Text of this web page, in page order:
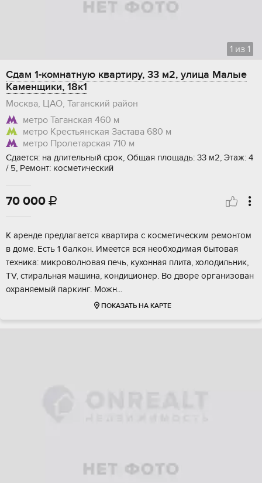
1 из 1
Сдам 1-комнатную квартиру, 33 м2, улица Малые
Каменщики, 18к1
Москва, ЦАО, Таганский район
метро Таганская 460 м
метро Крестьянская Застава 680 м
метро Пролетарская 710 м
Сдается: на длительный срок, Общая площадь: 33 м2, Этаж: 4
/ 5, Ремонт: косметический
70 000 
К аренде предлагается квартира с косметическим ремонтом
в доме. Есть 1 балкон. Имеется вся необходимая бытовая
техника: микроволновая печь, кухонная плита, холодильник,
TV, стиральная машина, кондиционер. Во дворе организован
охраняемый паркинг. Можн...
ПОКАЗАТЬ НА КАРТЕ